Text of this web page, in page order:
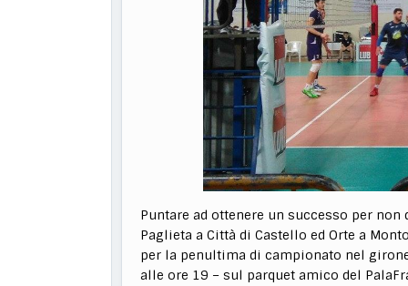
Puntare ad ottenere un successo per
Paglieta a Città di Castello ed Orte a
per la penultima di campionato nel
alle ore 19 – sul parquet amico del